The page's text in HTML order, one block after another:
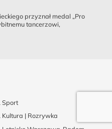
przyznał medal „Pro
tancerzowi,
Sport
Kultura | Rozrywka